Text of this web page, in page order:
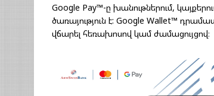
Google Pay™-ը խանութներում,
ծառայություն է: Google Wallet™
վճարել հեռախոսով կամ ժամացույցով։